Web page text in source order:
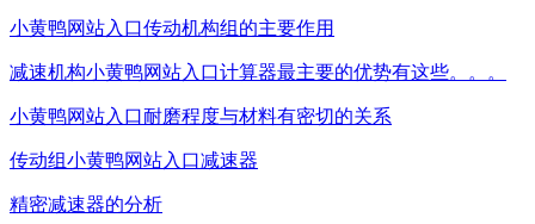
小黄鸭网站入口传动机构组的主要作用
减速机构小黄鸭网站入口计算器最主要的优势有这些。。。
小黄鸭网站入口耐磨程度与材料有密切的关系
传动组小黄鸭网站入口减速器
精密减速器的分析